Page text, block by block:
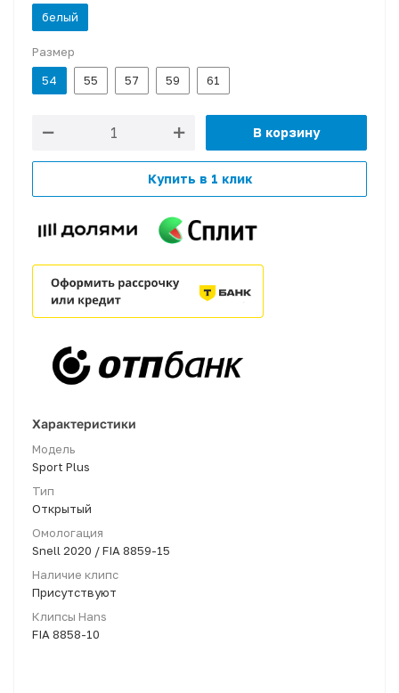
белый
Размер
54
55 57 59 61
В корзину
Купить в 1 клик
Характеристики
Модель
Sport Plus
Тип
Открытый
Омологация
Snell 2020 / FIA 8859-15
Наличие клипс
Присутствуют
Клипсы Hans
FIA 8858-10